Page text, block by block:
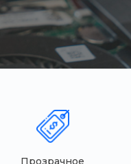
Прозрачное